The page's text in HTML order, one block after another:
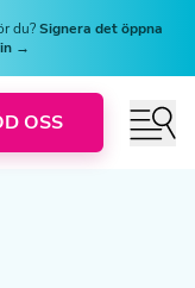
du?Signera det öppna
→
OSS